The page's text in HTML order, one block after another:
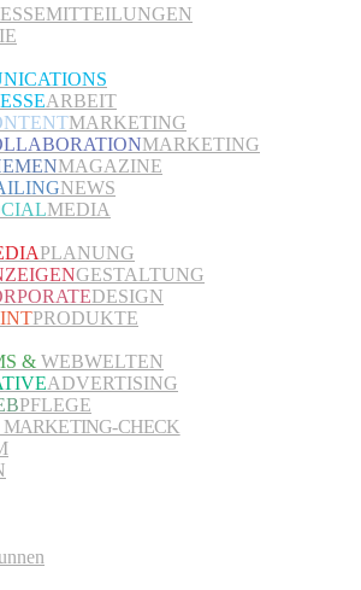
ARBEIT
MARKETING
MARKETING
MAGAZINE
NEWS
MEDIA
PLANUNG
GESTALTUNG
DESIGN
PRODUKTE
& WEBWELTEN
ADVERTISING
PFLEGE
MARKETING-CHECK